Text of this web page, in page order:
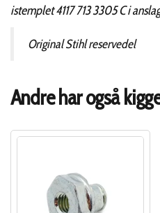
istemplet 4117 713 3305 C i
Original Stihl reservedel
Andre har også